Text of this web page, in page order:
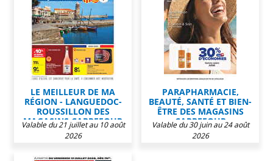
LE MEILLEUR DE MA
RÉGION - LANGUEDOC-
ROUSSILLON DES
MAGASINS CARREFOUR
Valable du 21 juillet au 10 août
2026
PARAPHARMACIE,
BEAUTÉ, SANTÉ ET BIEN-
ÊTRE DES MAGASINS
CARREFOUR
Valable du 30 juin au 24 août
2026